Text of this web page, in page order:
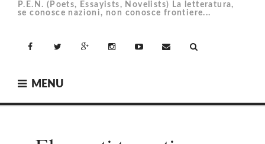
P.E.N. (Poets, Essayists, Novelists) La letteratura,
se conosce nazioni, non conosce frontiere...
Twitter Google+ Email
MENU